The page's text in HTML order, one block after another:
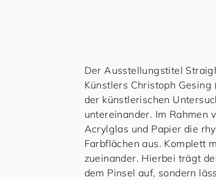
Der Ausstellungstitel
Künstlers Christoph
der künstlerischen
untereinander. Im Rahmen
Acrylglas und Papier die
Farbflächen aus. Komplett
zueinander. Hierbei trägt
dem Pinsel auf, sondern